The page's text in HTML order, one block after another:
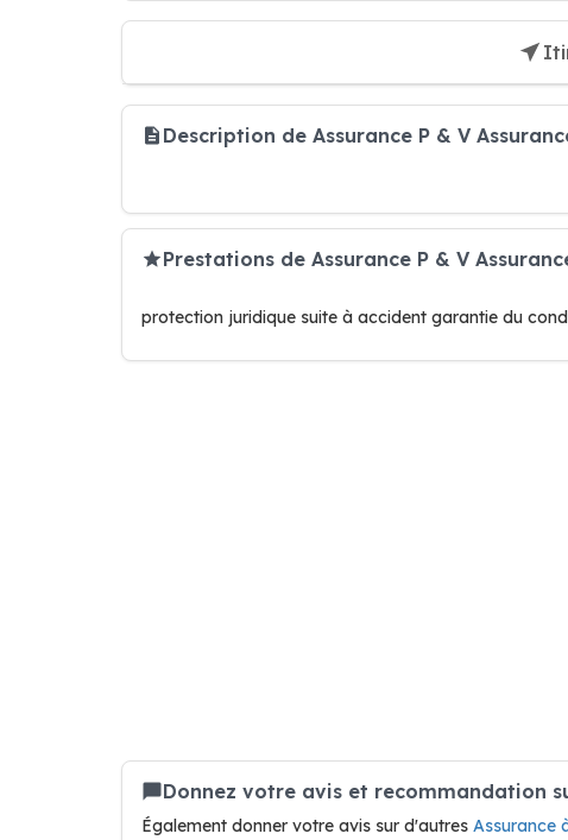
Description de Assurance P & V
Prestations de Assurance P & V
protection juridique suite à accident garantie du
Donnez votre avis et recommandation
Également donner votre avis sur d'autres Assurance